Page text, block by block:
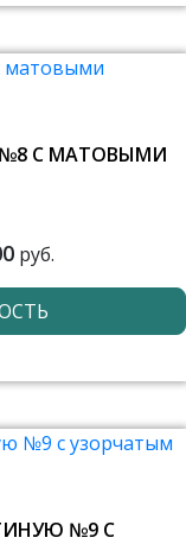
С МАТОВЫМИ
руб.
№9 С